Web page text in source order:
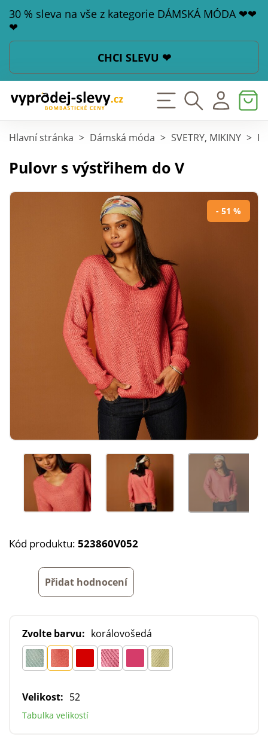
30 % sleva na vše z kategorie DÁMSKÁ MÓDA ❤❤
❤
CHCI SLEVU ❤
Hlavní stránka > Dámská móda > SVETRY, MIKINY >
Pulovr s výstřihem do V
- 51 %
Kód produktu: 523860V052
Přidat hodnocení
Zvolte barvu: korálovošedá
Velikost: 52
Tabulka velikostí